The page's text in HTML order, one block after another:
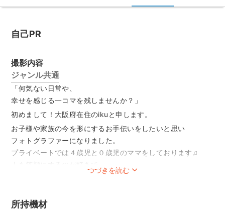
自己PR
撮影内容
ジャンル共通
「何気ない日常や、
幸せを感じる一コマを残しませんか？」
初めまして！大阪府在住のikuと申します。
お子様や家族の今を形にするお手伝いをしたいと思い
フォトグラファーになりました。
プライベートでは４歳児と０歳児のママをしております♫
長年接客の仕事をしておりました。
様々な人の笑顔を撮影して行きたいです♪
つづきを読む
所持機材